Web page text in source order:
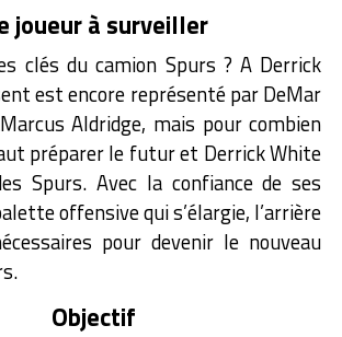
joueur à surveiller
clés du camion Spurs ? A Derrick
est encore représenté par DeMar
Aldridge, mais pour combien
préparer le futur et Derrick White
Spurs. Avec la confiance de ses
offensive qui s’élargie, l’arrière
pour devenir le nouveau
Objectif